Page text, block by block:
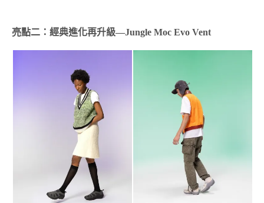
亮點二：經典進化再升級—Jungle Moc Evo Vent